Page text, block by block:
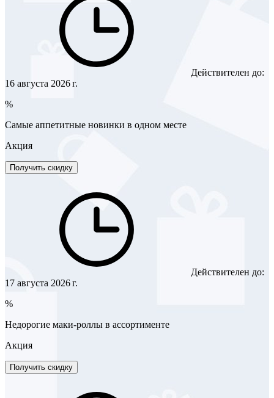
Действителен до:
16 августа 2026 г.
%
Самые аппетитные новинки в одном месте
Акция
Получить скидку
Действителен до:
17 августа 2026 г.
%
Недорогие маки-роллы в ассортименте
Акция
Получить скидку